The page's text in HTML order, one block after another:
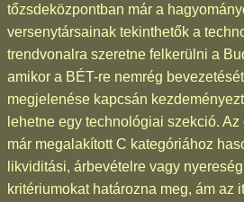
tőzsdeközpontban már a
versenytársainak tekinthetők a
trendvonalra szeretne felkerülni a
amikor a BÉT-re nemrég
megjelenése kapcsán
lehetne egy technológiai szekció.
már megalakított C kategóriához
likviditási, árbevételre vagy
kritériumokat határozna meg, ám az